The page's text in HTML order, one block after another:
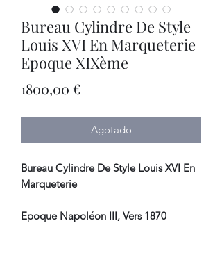
Bureau Cylindre De Style
Louis XVI En Marqueterie
Epoque XIXème
1800,00 €
Agotado
Bureau Cylindre De Style Louis XVI En
Marqueterie
Epoque Napoléon III, Vers 1870